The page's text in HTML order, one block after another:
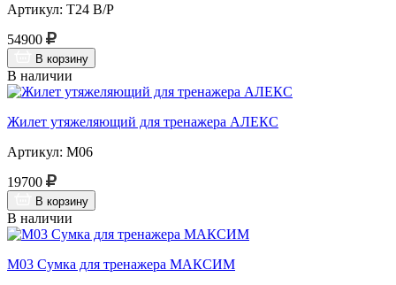
Артикул: Т24 В/Р
54900
В корзину
В наличии
Жилет утяжеляющий для тренажера АЛЕКС
Артикул: М06
19700
В корзину
В наличии
М03 Сумка для тренажера МАКСИМ